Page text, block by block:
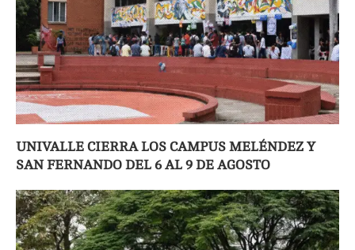
UNIVALLE CIERRA LOS CAMPUS MELÉNDEZ Y
SAN FERNANDO DEL 6 AL 9 DE AGOSTO